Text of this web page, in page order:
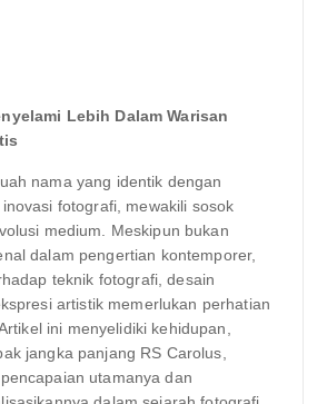
Lebih Dalam Warisan
nama yang identik dengan
fotografi, mewakili sosok
medium. Meskipun bukan
dalam pengertian kontemporer,
teknik fotografi, desain
artistik memerlukan perhatian
ini menyelidiki kehidupan,
jangka panjang RS Carolus,
utamanya dan